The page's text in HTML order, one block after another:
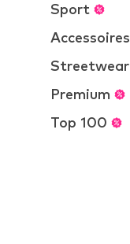
Sport
Accessoires
Streetwear
Premium
Top 100